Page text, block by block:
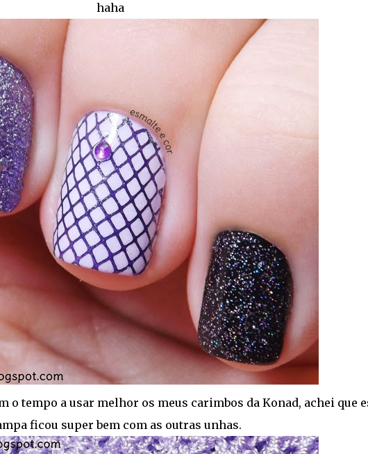
haha
o tempo a usar melhor os meus carimbos da Konad, achei que
ficou super bem com as outras unhas.